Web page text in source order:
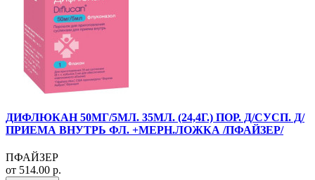
ДИФЛЮКАН 50МГ/5МЛ. 35МЛ. (24,4Г.) ПОР. Д/СУСП. Д/
ПРИЕМА ВНУТРЬ ФЛ. +МЕРН.ЛОЖКА /ПФАЙЗЕР/
ПФАЙЗЕР
от 514.00 р.